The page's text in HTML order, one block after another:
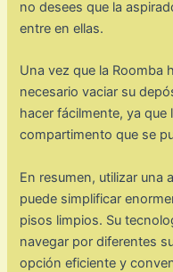
no desees que la
entre en ellas.
Una vez que la Roomba
necesario vaciar su
hacer fácilmente, ya
compartimento que se
En resumen, utilizar una
puede simplificar
pisos limpios. Su
navegar por diferentes
opción eficiente y